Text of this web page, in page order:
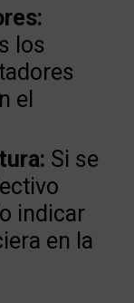
los
el
Si se
indicar
en la